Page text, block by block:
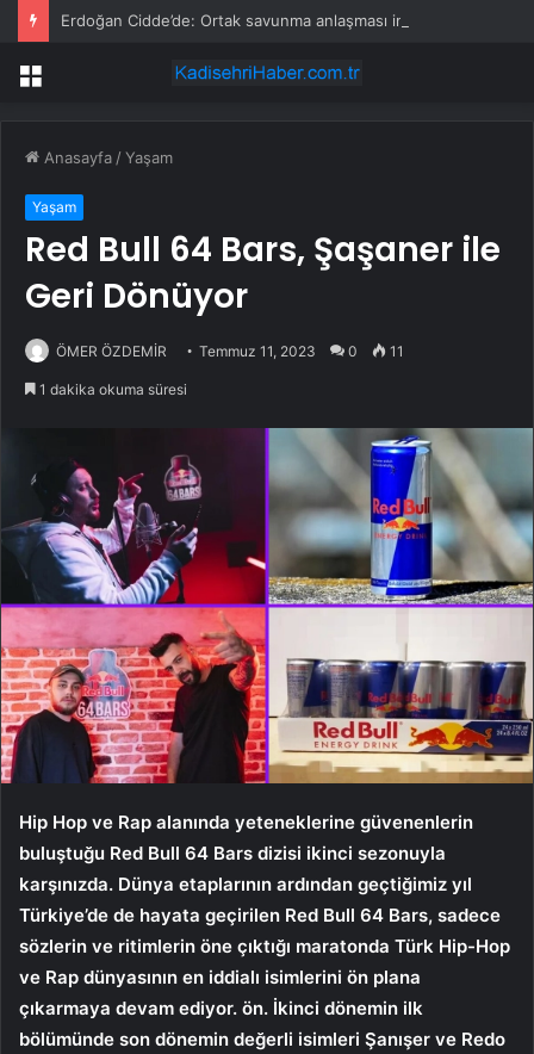
Erdoğan Cidde’de: Ortak savunma anlaşması imzalanacak
Menü
Anasayfa /Yaşam
Yaşam
Red Bull 64 Bars, Şaşaner ile
Geri Dönüyor
ÖMER ÖZDEMİR Temmuz 11, 2023 0 11
1 dakika okuma süresi
Hip Hop ve Rap alanında yeteneklerine güvenenlerin
buluştuğu Red Bull 64 Bars dizisi ikinci sezonuyla
karşınızda. Dünya etaplarının ardından geçtiğimiz yıl
Türkiye’de de hayata geçirilen Red Bull 64 Bars, sadece
sözlerin ve ritimlerin öne çıktığı maratonda Türk Hip-Hop
ve Rap dünyasının en iddialı isimlerini ön plana
çıkarmaya devam ediyor. ön. İkinci dönemin ilk
bölümünde son dönemin değerli isimleri Şanışer ve Redo